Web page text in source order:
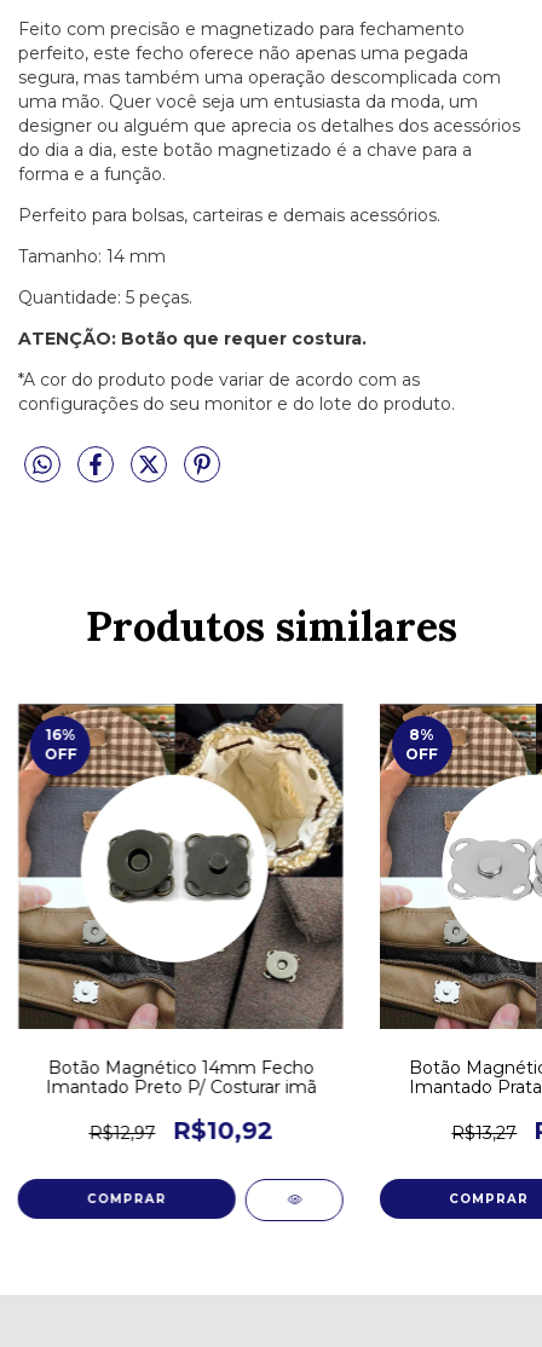
Feito com precisão e magnetizado para fechamento
perfeito, este fecho oferece não apenas uma pegada
segura, mas também uma operação descomplicada com
uma mão. Quer você seja um entusiasta da moda, um
designer ou alguém que aprecia os detalhes dos acessórios
do dia a dia, este botão magnetizado é a chave para a
forma e a função.
Perfeito para bolsas, carteiras e demais acessórios.
Tamanho: 14 mm
Quantidade: 5 peças.
ATENÇÃO: Botão que requer costura.
*A cor do produto pode variar de acordo com as
configurações do seu monitor e do lote do produto.
Produtos similares
16%
OFF
Botão Magnético 14mm Fecho
Imantado Preto P/ Costurar imã
R$12,97 R$10,92
8%
OFF
Botão
Imantado
R$13,27